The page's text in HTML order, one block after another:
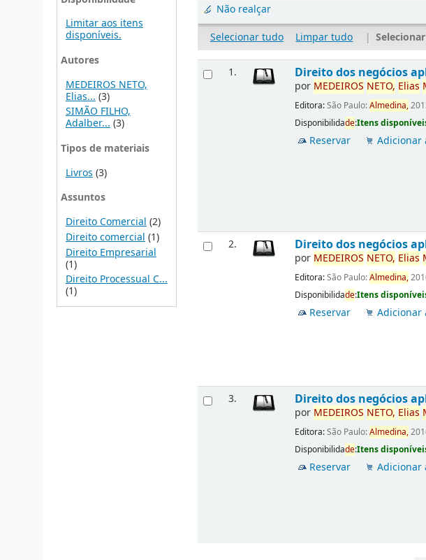
Limitar aos itens
disponíveis.
Autores
MEDEIROS NETO,
Elias... (3)
SIMÃO FILHO,
Adalber...(3)
Tipos de materiais
Livros (3)
Assuntos
Direito Comercial (2)
Direito comercial (1)
Direito Empresarial
(1)
Direito Processual C...
(1)
Não realçar
Selecionar tudo
Limpar tudo |
1. Direito dos negócios
por MEDEIROS NETO, Elias
Editora:São Paulo:Almedina,
Disponibilidade:Itens
Reservar Adicionar
2. Direito dos negócios
por MEDEIROS NETO, Elias
Editora:São Paulo:Almedina,
Disponibilidade:Itens
Reservar Adicionar
3. Direito dos negócios
por MEDEIROS NETO, Elias
Editora:São Paulo:Almedina,
Disponibilidade:Itens
Reservar Adicionar